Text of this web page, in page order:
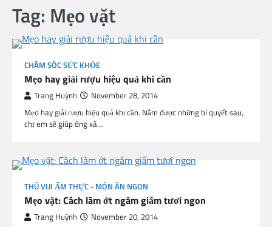
Tag: Mẹo vặt
CHĂM SÓC SỨC KHỎE
Mẹo hay giải rượu hiệu quả khi cần
Trang Huỳnh November 28, 2014
Mẹo hay giải rượu hiệu quả khi cần. Nắm được những bí quyết sau,
chị em sẽ giúp ông xã…
THÚ VUI ẨM THỰC - MÓN ĂN NGON
Mẹo vặt: Cách làm ớt ngâm giấm tươi ngon
Trang Huỳnh November 20, 2014